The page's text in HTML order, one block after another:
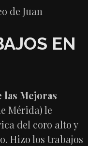
de Juan
EN
las Mejoras
Mérida) le
del coro alto y
Hizo los trabajos